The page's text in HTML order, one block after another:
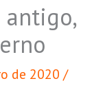
antigo,
de 2020 /